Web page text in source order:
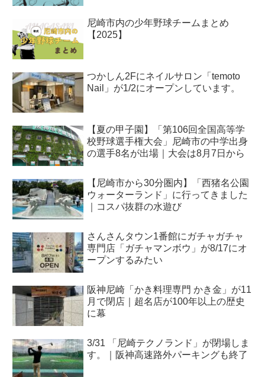
尼崎市内の少年野球チームまとめ
【2025】
つかしん2Fにネイルサロン「temoto
Nail」が1/2にオープンしています。
【夏の甲子園】「第106回全国高等学
校野球選手権大会」尼崎市の中学出身
の選手8名が出場｜大会は8月7日から
【尼崎市から30分圏内】「西猪名公園
ウォーターランド」に行ってきました
｜コスパ抜群の水遊び
さんさんタウン1番館にガチャガチャ
専門店「ガチャマンボウ」が8/17にオ
ープンするみたい
阪神尼崎「かき料理専門 かき金」が11
月で閉店｜超名店が100年以上の歴史
に幕
3/31 「尼崎テクノランド」が閉場しま
す。｜阪神高速路外パーキングも終了